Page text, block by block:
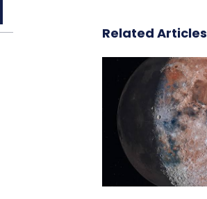
Related Articles